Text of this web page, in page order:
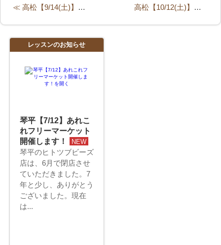
≪ 高松【9/14(土)】パティオ手づくりフリマに出店します！ 高松【10/12(土)】パティオ手づくりフリマに出店します！ ≫
レッスンのお知らせ
琴平【7/12】あれこ
れフリーマーケット
開催します！
NEW
琴平のヒトツブビーズ
店は、6月で閉店させ
ていただきました。7
年と少し、ありがとう
ございました。現在
は...